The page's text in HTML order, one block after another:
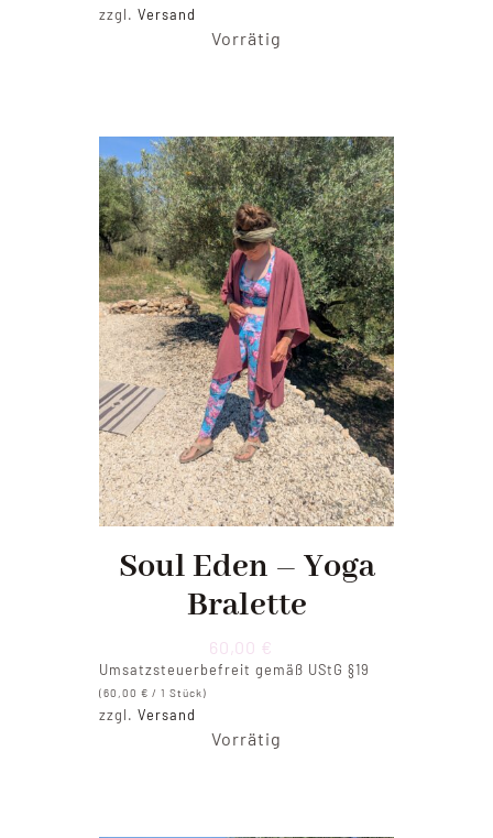
zzgl.Versand
Vorrätig
Soul Eden – Yoga
Bralette
60,00 €
Umsatzsteuerbefreit gemäß UStG §19
(60,00€ / 1 Stück)
zzgl.Versand
Vorrätig